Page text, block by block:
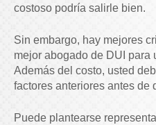
costoso podría salirle bien.
Sin embargo, hay mejores
mejor abogado de DUI para
Además del costo, usted
factores anteriores antes de
Puede plantearse